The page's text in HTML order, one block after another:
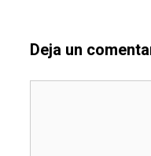
Deja un